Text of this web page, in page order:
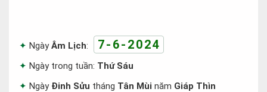
NgàyÂm Lịch: 7-6-2024
Ngày trong tuần: Thứ Sáu
Ngày Đinh Sửu tháng Tân Mùi năm Giáp Thìn